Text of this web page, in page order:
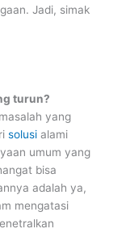
Jadi, simak
turun?
yang
solusialami
umum yang
bisa
adalah ya,
mengatasi